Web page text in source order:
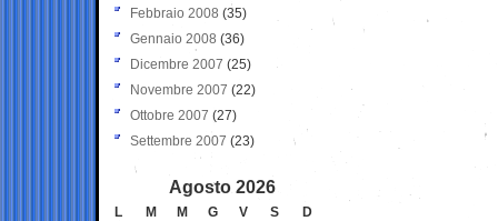
Febbraio 2008 (35)
Gennaio 2008 (36)
Dicembre 2007 (25)
Novembre 2007 (22)
Ottobre 2007 (27)
Settembre 2007 (23)
Agosto 2026
L M M G V S
D